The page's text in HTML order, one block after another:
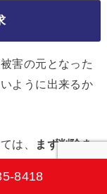
害の元となった
ように出来るか
は、
まず削除を
具体的な方法に
8418